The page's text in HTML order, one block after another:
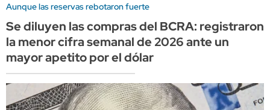
Aunque las reservas rebotaron fuerte
Se diluyen las compras del BCRA: registraron
la menor cifra semanal de 2026 ante un
mayor apetito por el dólar